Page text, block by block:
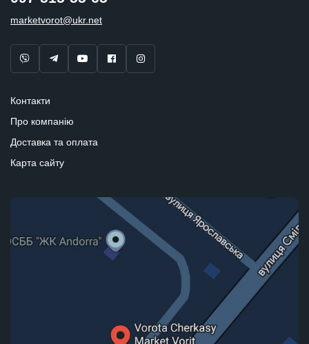
marketvorot@ukr.net
Контакти
Про компанію
Доставка та оплата
Карта сайту